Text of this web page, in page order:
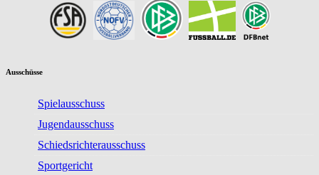
Ausschüsse
Spielausschuss
Jugendausschuss
Schiedsrichterausschuss
Sportgericht